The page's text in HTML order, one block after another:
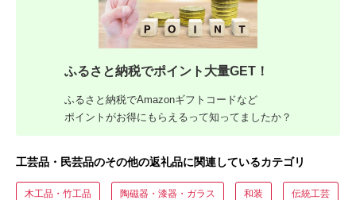
ふるさと納税でポイント大量GET！
ふるさと納税でAmazonギフトコードなど
ポイントがお得にもらえるって知ってましたか？
工芸品・民芸品のその他の返礼品に関連しているカテゴリ
木工品・竹工品 陶磁器・漆器・ガラス 和装 伝統工芸